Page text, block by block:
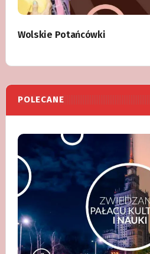
Wolskie Potańcówki
POLECANE